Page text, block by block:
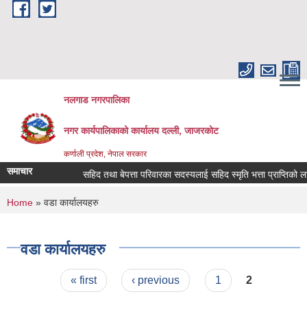
Skip to main content
नलगाड नगरपालिका
नगर कार्यपालिकाको कार्यालय दल्ली, जाजरकाेट
कर्णाली प्रदेश, नेपाल सरकार
समाचार सहिद तथा बेपत्ता परिवारका सदस्यलाई सहिद स्मृति भत्ता प्राप्तिको
You are here
Home » वडा कार्यालयहरु
वडा कार्यालयहरु
Pages« first ‹ previous 1 2